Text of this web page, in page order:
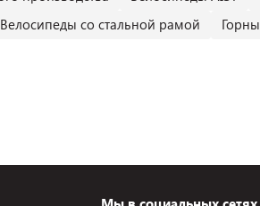
Велосипеды со стальной рамой